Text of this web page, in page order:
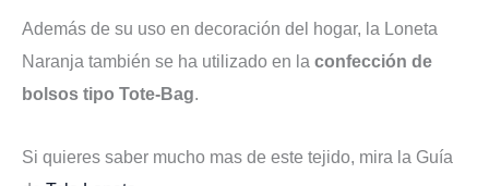
Además de su uso en decoración del hogar, la Loneta
Naranja también se ha utilizado en la confección de
bolsos tipo Tote-Bag.
Si quieres saber mucho mas de este tejido, mira la Guía